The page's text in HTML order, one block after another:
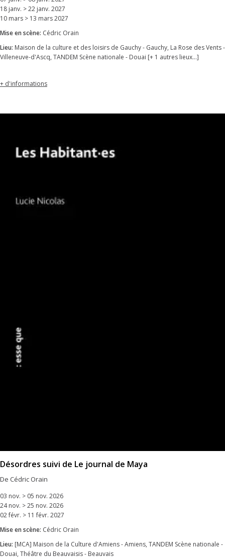
18 janv. > 22 janv. 2027
10 mars > 13 mars 2027
Mise en scène: Cédric Orain
Lieu: Maison de la culture et des loisirs de Gauchy - Gauchy, La Rose des Vents -
Villeneuve-d'Ascq, TANDEM Scène nationale - Douai [+ 1 autres lieux...]
+ d'informations
Désordres suivi de Le journal de Maya
De Cédric Orain
03 nov. > 05 nov. 2026
24 nov. > 25 nov. 2026
02 févr. > 11 févr. 2027
Mise en scène: Cédric Orain
Lieu: [MCA] Maison de la Culture d'Amiens - Amiens, TANDEM Scène nationale -
Douai, Théâtre du Beauvaisis - Beauvais